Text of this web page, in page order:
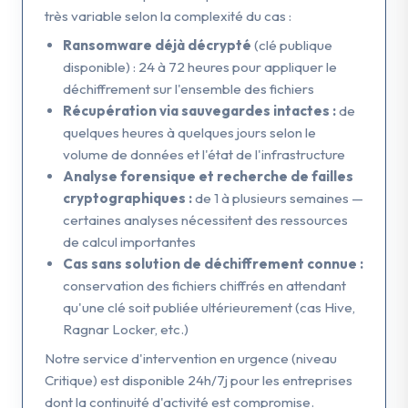
très variable selon la complexité du cas :
Ransomware déjà décrypté (clé publique
disponible) : 24 à 72 heures pour appliquer le
déchiffrement sur l'ensemble des fichiers
Récupération via sauvegardes intactes :de
quelques heures à quelques jours selon le
volume de données et l'état de l'infrastructure
Analyse forensique et recherche de failles
cryptographiques :de 1 à plusieurs semaines —
certaines analyses nécessitent des ressources
de calcul importantes
Cas sans solution de déchiffrement connue :
conservation des fichiers chiffrés en attendant
qu'une clé soit publiée ultérieurement (cas Hive,
Ragnar Locker, etc.)
Notre service d'intervention en urgence (niveau
Critique) est disponible 24h/7j pour les entreprises
dont la continuité d'activité est compromise.